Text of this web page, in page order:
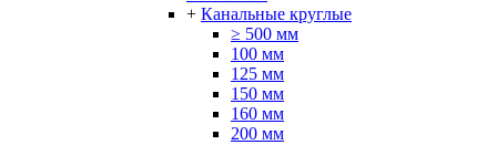
+ Канальные круглые
≥ 500 мм
100 мм
125 мм
150 мм
160 мм
200 мм